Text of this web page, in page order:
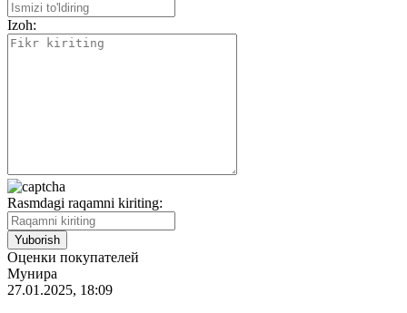
Izoh:
Rasmdagi raqamni kiriting:
Оценки покупателей
Мунира
27.01.2025, 18:09